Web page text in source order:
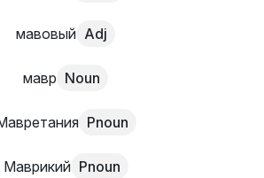
мавовый Adj
мавр Noun
Pnoun
Маврикий Pnoun